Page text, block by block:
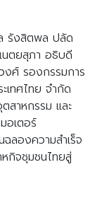
รังสิตพล ปลัด
ตยสุภา อธิบดี
งศ์ รองกรรมการ
เทศไทย จำกัด
สาหกรรม และ
อเตอร์
ฉลองความสำเร็จ
กิจชุมชนไทยสู่